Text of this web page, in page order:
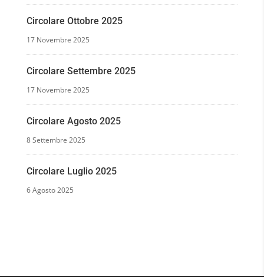
Circolare Ottobre 2025
17 Novembre 2025
Circolare Settembre 2025
17 Novembre 2025
Circolare Agosto 2025
8 Settembre 2025
Circolare Luglio 2025
6 Agosto 2025